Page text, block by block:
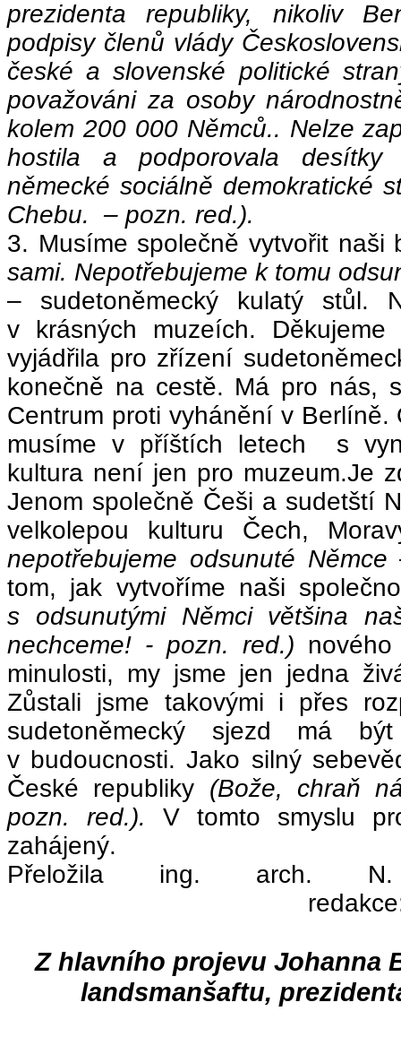
prezidenta republiky, nikoliv
podpisy členů vlády
české a slovenské politické
považováni za osoby
kolem 200 000 Němců.. Nelze
hostila a podporovala desítky
německé sociálně demokratické
Chebu. – pozn. red.).
3. Musíme společně vytvořit naši
sami. Nepotřebujeme k tomu
– sudetoněmecký kulatý stůl.
v krásných muzeích.
vyjádřila pro zřízení
konečně na cestě. Má pro nás,
Centrum proti vyhánění v
musíme v příštích letech s
kultura není jen pro muzeum.Je
Jenom společně Češi a sudetští
velkolepou kulturu Čech,
nepotřebujeme odsunuté
tom, jak vytvoříme naši
s odsunutými Němci většina
nechceme! - pozn. red.)
minulosti, my jsme jen jedna
Zůstali jsme takovými i přes
sudetoněmecký sjezd má
v budoucnosti. Jako silný
České republiky (Bože, chraň
pozn. red.). V tomto smyslu
zahájený.
Přeložila ing.
redakce: J.
Z hlavního projevu Johanna
landsmanšaftu,